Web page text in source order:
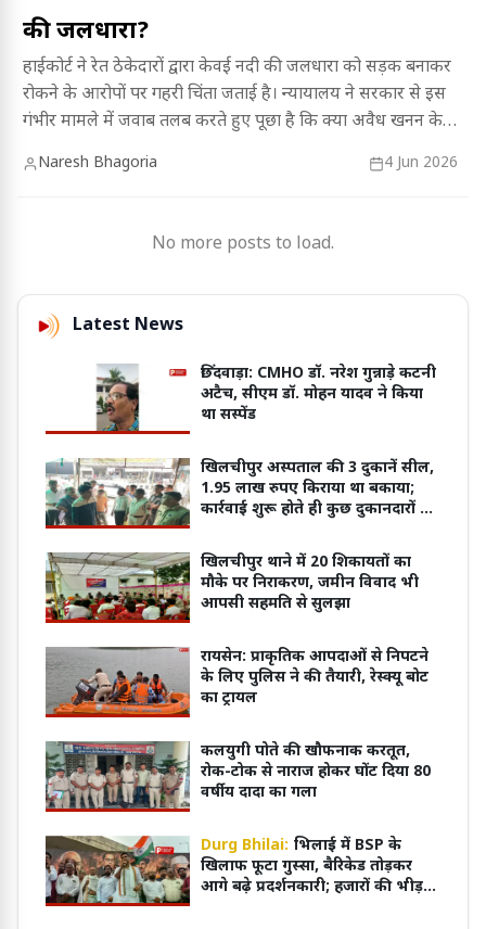
की जलधारा?
हाईकोर्ट ने रेत ठेकेदारों द्वारा केवई नदी की जलधारा को सड़क बनाकर
रोकने के आरोपों पर गहरी चिंता जताई है। न्यायालय ने सरकार से इस
गंभीर मामले में जवाब तलब करते हुए पूछा है कि क्या अवैध खनन के
Naresh Bhagoria 4 Jun 2026
No more posts to load.
Latest News
छिंदवाड़ा: CMHO डॉ. नरेश गुन्नाड़े कटनी
अटैच, सीएम डॉ. मोहन यादव ने किया
था सस्पेंड
खिलचीपुर अस्पताल की 3 दुकानें सील,
1.95 लाख रुपए किराया था बकाया;
कार्रवाई शुरू होते ही कुछ दुकानदारों ने
खिलचीपुर थाने में 20 शिकायतों का
मौके पर निराकरण, जमीन विवाद भी
आपसी सहमति से सुलझा
रायसेन: प्राकृतिक आपदाओं से निपटने
के लिए पुलिस ने की तैयारी, रेस्क्यू बोट
का ट्रायल
कलयुगी पोते की खौफनाक करतूत,
रोक-टोक से नाराज होकर घोंट दिया 80
वर्षीय दादा का गला
Durg Bhilai: भिलाई में BSP के
खिलाफ फूटा गुस्सा, बैरिकेड तोड़कर
आगे बढ़े प्रदर्शनकारी; हजारों की भीड़ ने